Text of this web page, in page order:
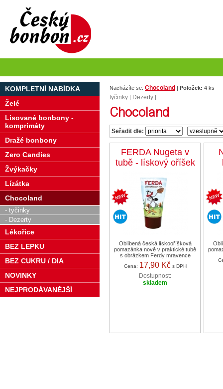
Nacházíte se: Chocoland | Položek: 4 ks
tyčinky | Dezerty |
Chocoland
Seřadit dle:
FERDA Nugeta v
tubě - lískový oříšek
Oblíbená česká lískooříšková
pomazánka nově v praktické tubě
s obrázkem Ferdy mravence
Cena: 17,90 Kčs DPH
Dostupnost:
skladem
KOMPLETNÍ NABÍDKA
Želé
Lisované bonbony -
komprimáty
Dražé bonbony
Zero Candies
Žvýkačky
Lízátka
Chocoland
- tyčinky
- Dezerty
Lékořice
BEZ LEPKU
BEZ CUKRU / DIA
NOVINKY
NEJPRODÁVANĚJŠÍ